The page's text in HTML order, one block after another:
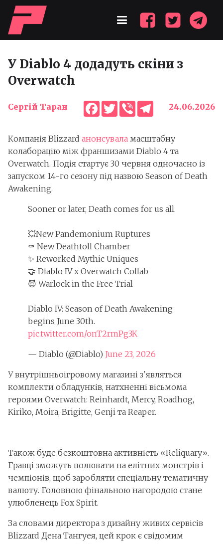
У Diablo 4 додадуть скіни з
Overwatch
Сергій Таран Facebook
Twitter
ViberTelegram
24.06.2026
Компанія Blizzard анонсувала масштабну
колаборацію між франшизами Diablo 4 та
Overwatch. Подія стартує 30 червня одночасно із
запуском 14-го сезону під назвою Season of Death
Awakening.
Sooner or later, Death comes for us all.
💥New Pandemonium Ruptures
⚰️ New Deathtoll Chamber
✨ Reworked Mythic Uniques
🤝 Diablo IV x Overwatch Collab
😈 Warlock in the Free Trial
Diablo IV: Season of Death Awakening
begins June 30th.
pic.twitter.com/onT2rmPg3K
— Diablo (@Diablo) June 23, 2026
У внутрішньоігровому магазині з'являться
комплекти обладунків, натхненні вісьмома
героями Overwatch: Reinhardt, Mercy, Roadhog,
Kiriko, Moira, Brigitte, Genji та Reaper.
Також буде безкоштовна активність «Reliquary».
Гравці зможуть полювати на елітних монстрів і
чемпіонів, щоб заробляти спеціальну тематичну
валюту. Головною фінальною нагородою стане
улюбленець Fox Spirit.
За словами директора з дизайну живих сервісів
Blizzard Дена Тангуея, цей крок є свідомим